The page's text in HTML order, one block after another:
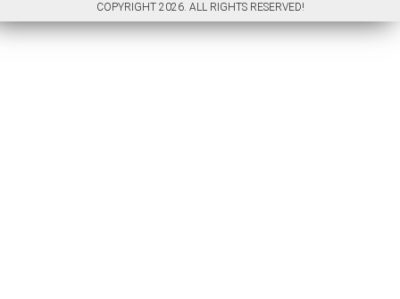
COPYRIGHT 2026. ALL RIGHTS RESERVED!